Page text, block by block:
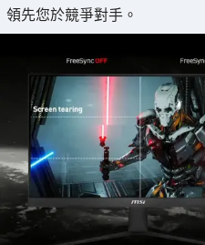
領先您於競爭對手。